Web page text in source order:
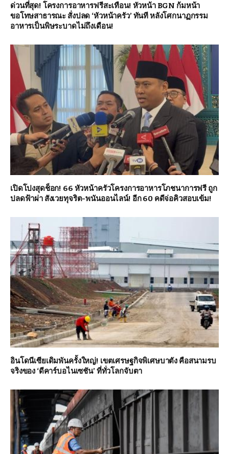
ด่วนที่สุด! โครงการอาหารฟรีสะเทือน! หัวหน้า BGN ก้มหน้า
ขอโทษสาธารณะ สั่งปลด ‘หัวหน้าครัว’ ทันที หลังโศกนาฏกรรม
อาหารเป็นพิษระบาดไม่ถึงเดือน!
เปิดโปงสุดช็อก! 66 หัวหน้าครัวโครงการอาหารโภชนาการฟรี ถูก
ปลดฟ้าผ่า สังเวยทุจริต-พนันออนไลน์! อีก 60 คดีจ่อคิวสอบเข้ม!
อินโดนีเซียเดิมพันครั้งใหญ่! เขตเศรษฐกิจพิเศษบาตัง คือสนามรบ
จริงของ ‘ดีคาร์บอไนเซชัน’ ที่ทั่วโลกจับตา